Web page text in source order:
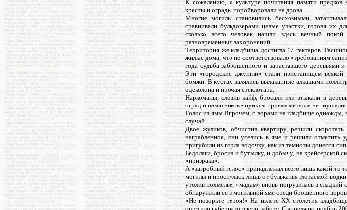
К сожалению, о культуре почитания памяти предков
кресты и ограды поройворовали на дрова.
Многие могилы становились бесхозными,
сравнивали бульдозерами целые участки, готовя их
сколько всего человек нашли здесь вечный
разновременных захоронений.
Территория же кладбища достигла 17 гектаров.
жилые дома, что не соответствовало «требованиям
года судьба заброшенного и зараставшего деревьями
Эти «городские джунгли» стали пристанищем
бомжи. В кустах валялись вылаканные алкашами
одеколона и прочая стеклотара.
Наркоманы, словив кайф, бросали или втыкали в
оград и памятников - пункты приема металла не
Голос из ямы Впрочем, с ворами на кладбище однажды,
случай.
Двое жуликов, обчистив квартиру, решили
награбленное, они уселись в яме и решили отметить
пригубили из горла водочку, как из темноты донесся
Бедолаги, бросив и бутылку, и добычу, на крейсерской
«призрака».
А «загробный голос» принадлежал всего лишь какой-то
могилы и проснулась лишь от бульканья глотаемой
утолив похмелье, «мадам» вновь погрузилась в
обнаружили ее в могильной яме среди брошенного
«Не позорьте героя!» На излете XX столетия
ощутило губернаторскую заботу. С апреля по ноябрь